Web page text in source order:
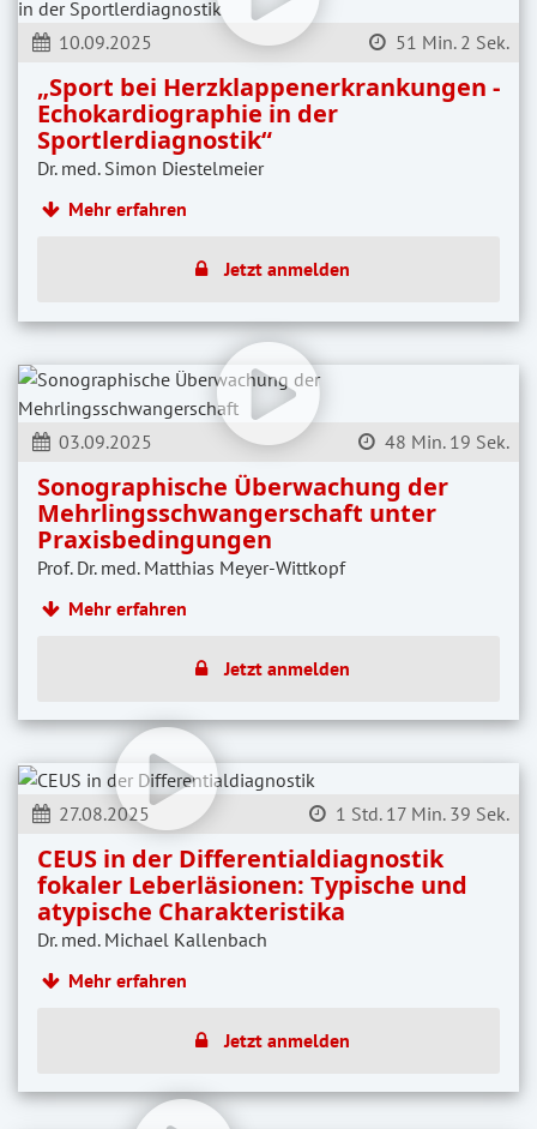
10.09.2025 51 Min. 2 Sek.
„Sport bei Herzklappenerkrankungen -
Echokardiographie in der
Sportlerdiagnostik“
Dr. med. Simon Diestelmeier
Mehr erfahren
Jetzt anmelden
03.09.2025 48 Min. 19 Sek.
Sonographische Überwachung der
Mehrlingsschwangerschaft unter
Praxisbedingungen
Prof. Dr. med. Matthias Meyer-Wittkopf
Mehr erfahren
Jetzt anmelden
27.08.2025 1 Std. 17 Min. 39 Sek.
CEUS in der Differentialdiagnostik
fokaler Leberläsionen: Typische und
atypische Charakteristika
Dr. med. Michael Kallenbach
Mehr erfahren
Jetzt anmelden